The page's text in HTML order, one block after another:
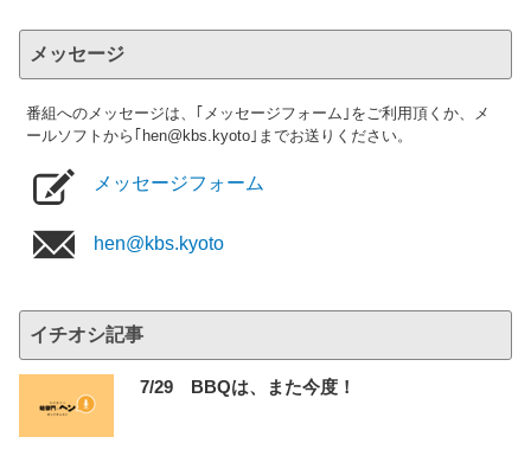
メッセージ
番組へのメッセージは、｢メッセージフォーム｣をご利用頂くか、メ
ールソフトから｢hen@kbs.kyoto｣までお送りください。
メッセージフォーム
hen@kbs.kyoto
イチオシ記事
7/29 BBQは、また今度！